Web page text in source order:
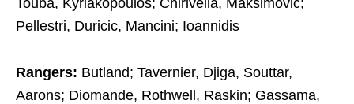
Pellestri, Duricic, Mancini; Ioannidis
Rangers: Butland; Tavernier, Djiga, Souttar,
Aarons; Diomande, Rothwell, Raskin; Gassama,